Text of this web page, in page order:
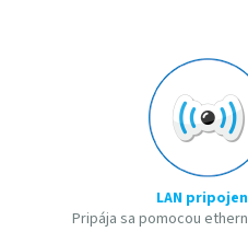
LAN
Pripája sa pomocou